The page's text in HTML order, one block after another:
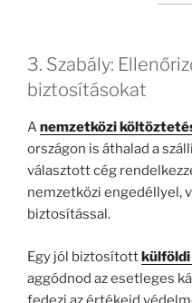
3. Szabály:
biztosításokat
Anemzetközi
országon is áthalad a
választott cég
nemzetközi engedéllyel,
biztosítással.
Egy jól biztosított
aggódnod az esetleges